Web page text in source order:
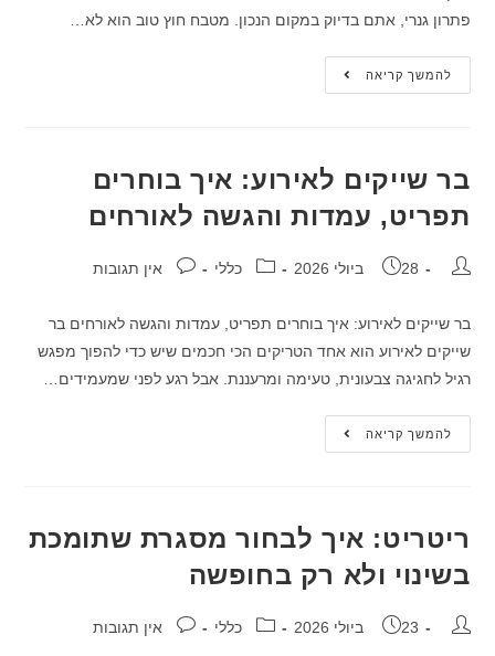
פתרון גנרי, אתם בדיוק במקום הנכון. מטבח חוץ טוב הוא לא…
להמשך קריאה
בר שייקים לאירוע: איך בוחרים
תפריט, עמדות והגשה לאורחים
28 ביולי 2026 כללי אין תגובות
בר שייקים לאירוע: איך בוחרים תפריט, עמדות והגשה לאורחים בר
שייקים לאירוע הוא אחד הטריקים הכי חכמים שיש כדי להפוך מפגש
רגיל לחגיגה צבעונית, טעימה ומרעננת. אבל רגע לפני שמעמידים…
להמשך קריאה
ריטריט: איך לבחור מסגרת שתומכת
בשינוי ולא רק בחופשה
23 ביולי 2026 כללי אין תגובות